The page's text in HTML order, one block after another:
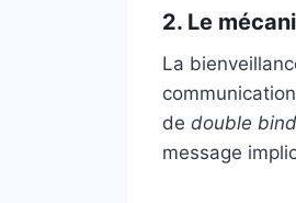
2. Le
La
de double bind
message